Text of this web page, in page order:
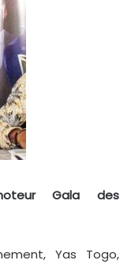
Gala des
Yas Togo,